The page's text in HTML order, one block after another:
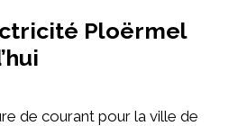
Ploërmel
de courant pour la ville de